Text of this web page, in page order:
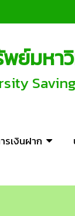
มหา
รเงินฝาก